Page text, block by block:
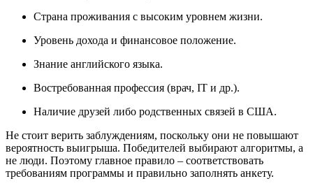
Страна проживания с высоким уровнем жизни.
Уровень дохода и финансовое положение.
Знание английского языка.
Востребованная профессия (врач, IT и др.).
Наличие друзей либо родственных связей в США.
Не стоит верить заблуждениям, поскольку они не повышают
вероятность выигрыша. Победителей выбирают алгоритмы, а
не люди. Поэтому главное правило – соответствовать
требованиям программы и правильно заполнять анкету.